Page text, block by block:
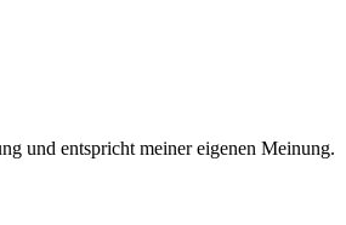
und entspricht meiner eigenen Meinung.